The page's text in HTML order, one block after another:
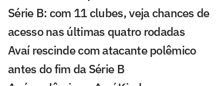
Série B: com 11 clubes, veja chances de
acesso nas últimas quatro rodadas
Avaí rescinde com atacante polêmico
antes do fim da Série B